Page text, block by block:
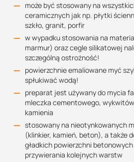
może być stosowany na
ceramicznych jak np. płytki
szkło, granit, porfir
w wypadku stosowania na
marmur) oraz cegle silikatowej
szczególną ostrożność!
powierzchnie emaliowane myć
spłukiwać wodą!
preparat jest używany do mycia
mleczka cementowego,
kamienia
stosowany na nieotynkowanych
(klinkier, kamień, beton), a także
gładkich powierzchni
przywierania kolejnych warstw